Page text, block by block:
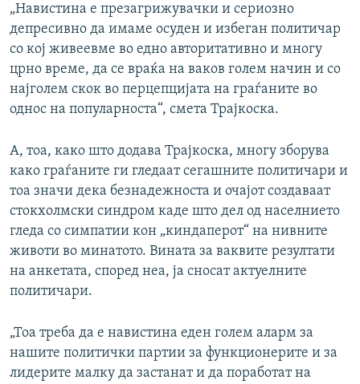
„Навистина е презагрижувачки и сериозно
депресивно да имаме осуден и избеган политичар
со кој живеевме во едно авторитативно и многу
црно време, да се враќа на ваков голем начин и со
најголем скок во перцепцијата на граѓаните во
однос на популарноста“, смета Трајкоска.
А, тоа, како што додава Трајкоска, многу зборува
како граѓаните ги гледаат сегашните политичари и
тоа значи дека безнадежноста и очајот создаваат
стокхолмски синдром каде што дел од населнието
гледа со симпатии кон „киндаперот“ на нивните
животи во минатото. Вината за ваквите резултати
на анкетата, според неа, ја сносат актуелните
политичари.
„Тоа треба да е навистина еден голем аларм за
нашите политички партии за функционерите и за
лидерите малку да застанат и да поработат на